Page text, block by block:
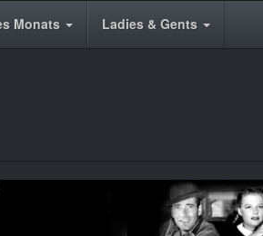
Monats Ladies & Gents